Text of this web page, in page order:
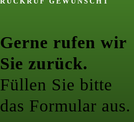
Gerne rufen wir
Sie zurück.
Füllen Sie bitte
das Formular aus.